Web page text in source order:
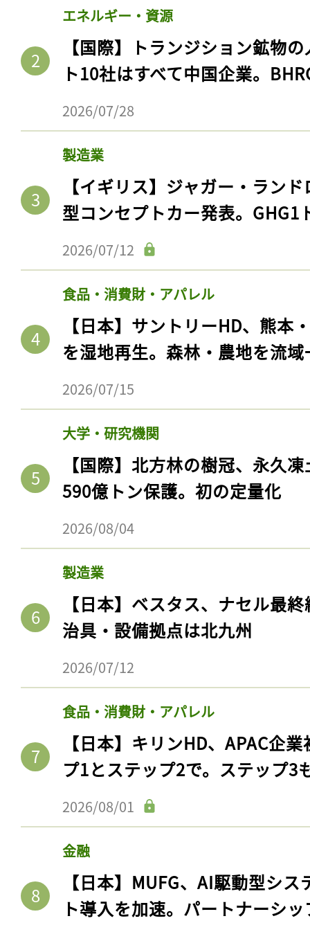
エネルギー・資源
【国際】トランジション鉱物
ト10社はすべて中国企業。
2026/07/28
製造業
【イギリス】ジャガー・ラン
型コンセプトカー発表。GHG1
2026/07/12
食品・消費財・アパレル
【日本】サントリーHD、熊本
を湿地再生。森林・農地を流
2026/07/15
大学・研究機関
【国際】北方林の樹冠、永久
590億トン保護。初の定量化
2026/08/04
製造業
【日本】ベスタス、ナセル最
治具・設備拠点は北九州
2026/07/12
食品・消費財・アパレル
【日本】キリンHD、APAC企
プ1とステップ2で。ステップ3
2026/08/01
金融
【日本】MUFG、AI駆動型シ
ト導入を加速。パートナーシ